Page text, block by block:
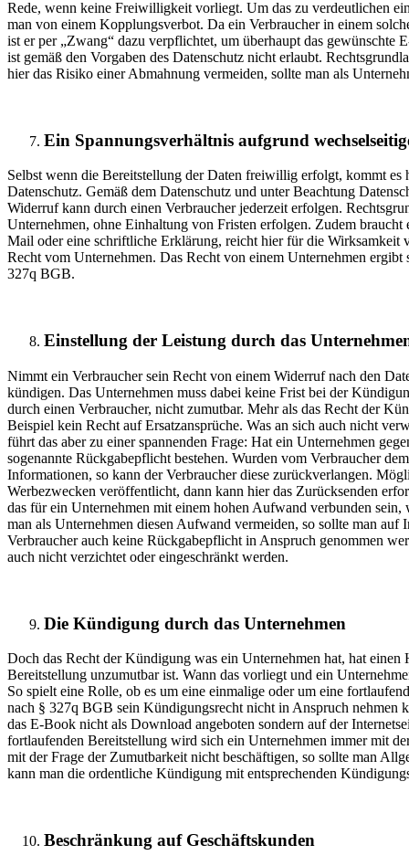
Rede, wenn keine Freiwilligkeit vorliegt. Um das zu verdeutlichen
man von einem Kopplungsverbot. Da ein Verbraucher in einem
ist er per „Zwang“ dazu verpflichtet, um überhaupt das
ist gemäß den Vorgaben des Datenschutz nicht erlaubt.
hier das Risiko einer Abmahnung vermeiden, sollte man als
Ein Spannungsverhältnis aufgrund
Selbst wenn die Bereitstellung der Daten freiwillig erfolgt, kommt es
Datenschutz. Gemäß dem Datenschutz und unter Beachtung
Widerruf kann durch einen Verbraucher jederzeit erfolgen.
Unternehmen, ohne Einhaltung von Fristen erfolgen. Zudem
Mail oder eine schriftliche Erklärung, reicht hier für die Wirksamkeit
Recht vom Unternehmen. Das Recht von einem Unternehmen
327q BGB.
Einstellung der Leistung durch das
Nimmt ein Verbraucher sein Recht von einem Widerruf nach den
kündigen. Das Unternehmen muss dabei keine Frist bei der
durch einen Verbraucher, nicht zumutbar. Mehr als das Recht der
Beispiel kein Recht auf Ersatzansprüche. Was an sich auch nicht
führt das aber zu einer spannenden Frage: Hat ein Unternehmen
sogenannte Rückgabepflicht bestehen. Wurden vom Verbraucher
Informationen, so kann der Verbraucher diese zurückverlangen.
Werbezwecken veröffentlicht, dann kann hier das Zurücksenden
das für ein Unternehmen mit einem hohen Aufwand verbunden
man als Unternehmen diesen Aufwand vermeiden, so sollte man
Verbraucher auch keine Rückgabepflicht in Anspruch genommen
auch nicht verzichtet oder eingeschränkt werden.
Die Kündigung durch das Unternehmen
Doch das Recht der Kündigung was ein Unternehmen hat, hat
Bereitstellung unzumutbar ist. Wann das vorliegt und ein
So spielt eine Rolle, ob es um eine einmalige oder um eine
nach § 327q BGB sein Kündigungsrecht nicht in Anspruch nehmen
das E-Book nicht als Download angeboten sondern auf der
fortlaufenden Bereitstellung wird sich ein Unternehmen immer mit
mit der Frage der Zumutbarkeit nicht beschäftigen, so sollte man
kann man die ordentliche Kündigung mit entsprechenden
Beschränkung auf Geschäftskunden